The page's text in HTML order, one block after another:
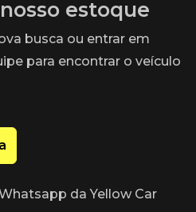
estoque
busca ou entrar em
para encontrar o veículo
da Yellow Car